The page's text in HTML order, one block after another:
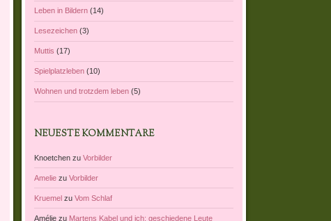
Leben in Bildern (14)
Lesezeichen (3)
Muttis (17)
Spielplatzleben (10)
Wohnen und trotzdem leben (5)
NEUESTE KOMMENTARE
Knoetchen zuVorbilder
Amelie zuVorbilder
Kruemel zuVom Schlaf
Amélie zu Martens Kabel und ich: geschiedene Leute